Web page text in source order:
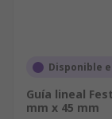
Disponible
Guía lineal
mm x 45 mm